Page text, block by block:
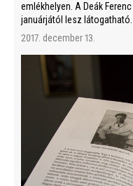
emlékhelyen. A Deák
januárjától lesz látogatható.
2017. december 13.